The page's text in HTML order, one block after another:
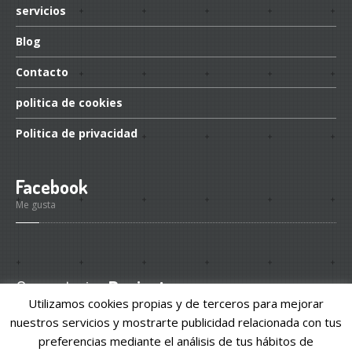
servicios
Blog
Contacto
politica de cookies
Politica de privacidad
Facebook
Me gusta
ComentariosRecientes
Utilizamos cookies propias y de terceros para mejorar
nuestros servicios y mostrarte publicidad relacionada con tus
preferencias mediante el análisis de tus hábitos de